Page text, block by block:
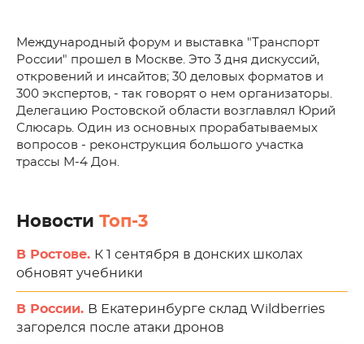
Международный форум и выставка "Транспорт
России" прошел в Москве. Это 3 дня дискуссий,
откровений и инсайтов; 30 деловых форматов и
300 экспертов, - так говорят о нем организаторы.
Делегацию Ростовской области возглавлял Юрий
Слюсарь. Один из основных прорабатываемых
вопросов - реконструкция большого участка
трассы М-4 Дон.
Новости Топ-3
В Ростове. К 1 сентября в донских школах
обновят учебники
В России. В Екатеринбурге склад Wildberries
загорелся после атаки дронов